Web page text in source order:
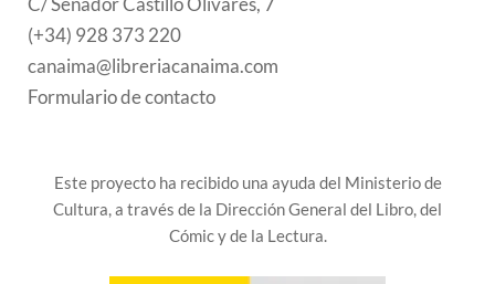
(+34) 928 373 220
canaima@libreriacanaima.com
Formulario de contacto
Este proyecto ha recibido una ayuda del Ministerio de
Cultura, a través de la Dirección General del Libro, del
Cómic y de la Lectura.